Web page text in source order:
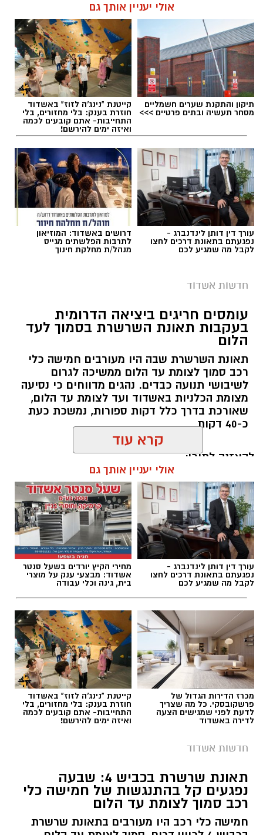
עופר אשטוקר / 13:20 07.08.26
תגים:תאונת עבודה באשדוד
צילום: דוברות איחוד הצלה
עובדת בת 56 נפצעה היום (שישי) באורח בינוני
לאחר שנפלה מסולם במהלך עבודתה במחסן
באזור דרך הרכבת, מתחם ביג פאשן באשדוד.
כוחות ההצלה הוזעקו למקום בעקבות דיווח על
נפילה מגובה במהלך העבודה. עם הגעתם מצאו את
האישה בהכרה מלאה, כשהיא סובלת מחבלות
עד 3 מטרים.
רפאל אוקנין, כונן הצלה דרום, סיפר: “כשהגעתי
למקום הבחנתי בעובדת כשהיא בהכרה מלאה
וסובלת מחבלות מרובות בגופה לאחר שנפלה
במהלך עבודתה. יחד עם צוותי מד”א הענקנו לה
טיפול רפואי ראשוני והיא פונתה בניידת טיפול
נמרץ לחדר הטראומה במרכז הרפואי אסותא
באשדוד כשהיא במצב בינוני ויציב.”
גם צוותי איחוד הצלה העניקו טיפול רפואי בזירה.
החובשים יעקב מזוז, אליעזר בן דוד ויוסי ברנשטיין
מסרו כי האישה נפלה מסולם תוך כדי עבודתה
אולי יעניין אותך גם
תיקון והתקנת שערים חשמליים
מסחר תעשיה ובתים פרטיים >>>
קייטנת "נינג'ה לזוז" באשדוד
חוזרת בענק: בלי מחזורים, בלי
התחייבות- אתם קובעים לכמה
ואיזה ימים להירשם!
עורך דין דותן לינדנברג -
נפגעתם בתאונת דרכים לחצו
לקבל מה שמגיע לכם
דרושים באשדוד: המוזיאון
לתרבות הפלשתים מגייס
מנהל/ת מחלקת חינוך
חדשות אשדוד
עומסים חריגים ביציאה הדרומית
בעקבות תאונת השרשרת בסמוך לעד
הלום
תאונת השרשרת שבה היו מעורבים חמישה כלי
רכב סמוך לצומת עד הלום ממשיכה לגרום
לשיבושי תנועה כבדים. נהגים מדווחים כי נסיעה
מצומת הכלניות באשדוד ועד לצומת עד הלום,
שאורכת בדרך כלל דקות ספורות, נמשכת כעת
כ-40 דקות
להאזנה לתוכן:
עופר אשטוקר / 12:27 07.08.26
תגים:עומסים ביציאה הדרומית אשדוד
צילום מסך מאפליקציית וייז
קרא עוד
אולי יעניין אותך גם
עורך דין דותן לינדנברג -
נפגעתם בתאונת דרכים לחצו
לקבל מה שמגיע לכם
מחירי הקיץ יורדים בשעל סנטר
אשדוד: מבצעי ענק על מוצרי
בית, גינה וכלי עבודה
מכרז הדירות הגדול של
פרשקובסקי. כל מה שצריך
לדעת לפני שמגישים הצעה
לדירה באשדוד
קייטנת "נינג'ה לזוז" באשדוד
חוזרת בענק: בלי מחזורים, בלי
התחייבות- אתם קובעים לכמה
ואיזה ימים להירשם!
חדשות אשדוד
תאונת שרשרת בכביש 4: שבעה
נפגעים קל בהתנגשות של חמישה כלי
רכב סמוך לצומת עד הלום
חמישה כלי רכב היו מעורבים בתאונת שרשרת